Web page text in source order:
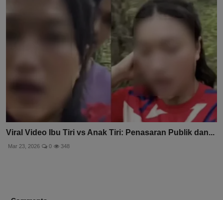
Viral Video Ibu Tiri vs Anak Tiri: Penasaran Publik dan...
Mar 23, 2026 0 348